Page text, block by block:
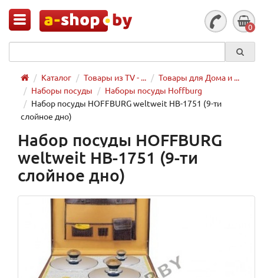
0
Каталог Товары из TV - ...
Товары для Дома и ...
Наборы посуды
Наборы посуды Hoffburg
Набор посуды HOFFBURG weltweit HB-1751 (9-ти
слойное дно)
Набор посуды HOFFBURG
weltweit HB-1751 (9-ти
слойное дно)